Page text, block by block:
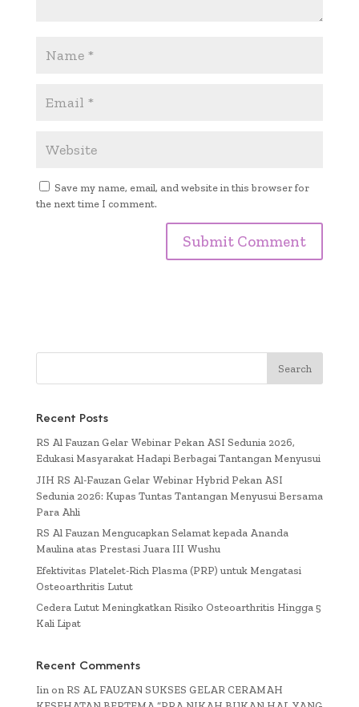
Save my name, email, and website in this browser for
the next time I comment.
Recent Posts
RS Al Fauzan Gelar Webinar Pekan ASI Sedunia 2026,
Edukasi Masyarakat Hadapi Berbagai Tantangan Menyusui
JIH RS Al-Fauzan Gelar Webinar Hybrid Pekan ASI
Sedunia 2026: Kupas Tuntas Tantangan Menyusui Bersama
Para Ahli
RS Al Fauzan Mengucapkan Selamat kepada Ananda
Maulina atas Prestasi Juara III Wushu
Efektivitas Platelet-Rich Plasma (PRP) untuk Mengatasi
Osteoarthritis Lutut
Cedera Lutut Meningkatkan Risiko Osteoarthritis Hingga 5
Kali Lipat
Recent Comments
Iinon RS AL FAUZAN SUKSES GELAR CERAMAH